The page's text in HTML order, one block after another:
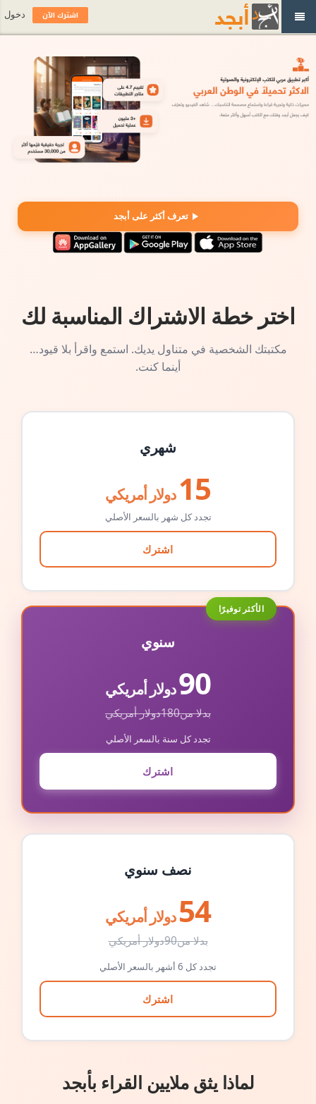
تعرف أكثر على أبجد
اختر خطة الاشتراك المناسبة لك
مكتبتك الشخصية في متناول يديك. استمع واقرأ بلا قيود…
أينما كنت.
شهري
15 دولار أمريكي
تجدد كل شهر بالسعر الأصلي
اشترك
الأكثر توفيرًا
سنوي
90دولار أمريكي
بدلا من180دولار أمريكي
تجدد كل سنة بالسعر الأصلي
اشترك
نصف سنوي
54 دولار أمريكي
بدلا من90دولار أمريكي
تجدد كل 6 أشهر بالسعر الأصلي
اشترك
لماذا يثق ملايين القراء بأبجد
اشترك الآن دخول